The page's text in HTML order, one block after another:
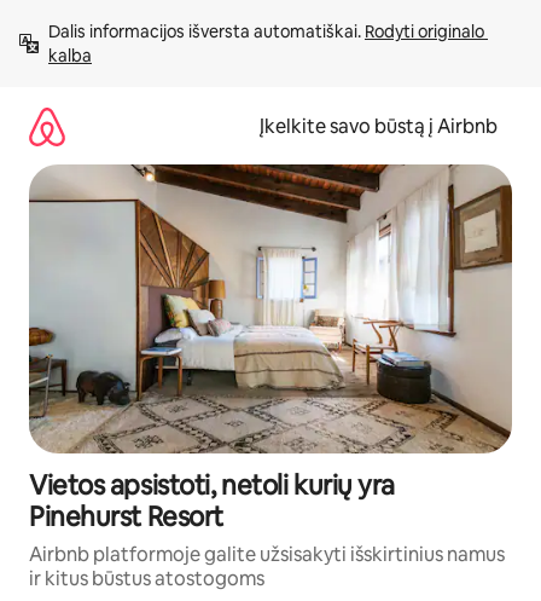
prie
turinio
Dalis informacijos išversta automatiškai. Rodyti originalo
kalba
Įkelkite savo būstą į Airbnb
Vietos apsistoti, netoli kurių yra
Pinehurst Resort
Airbnb platformoje galite užsisakyti išskirtinius namus
ir kitus būstus atostogoms